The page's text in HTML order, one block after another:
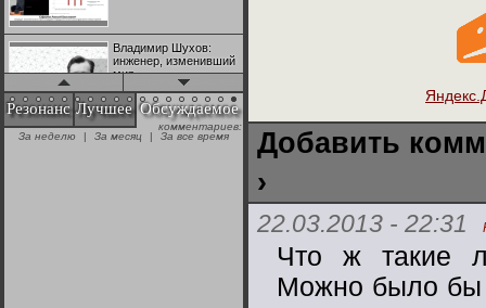
Владимир Шухов:
инженер, изменивший
мир
"Аркадий Коц" на
эгалите-фесте "Не
Резонанс Лучшее Обсуждаемое
+28
Добавить
›
22.03.2013 - 22:31
Что ж такие
Можно было бы